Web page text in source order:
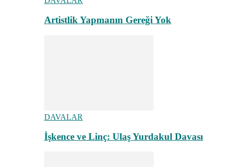
Artistlik Yapmanın Gereği Yok
DAVALAR
İşkence ve Linç: Ulaş Yurdakul Davası